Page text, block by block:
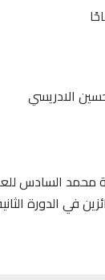
الادريسي
السادس
في الدورة